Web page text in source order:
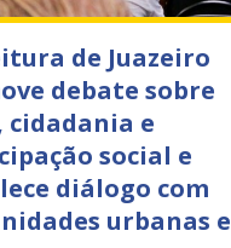
de Juazeiro
debate sobre
cidadania e
social e
diálogo com
urbanas e